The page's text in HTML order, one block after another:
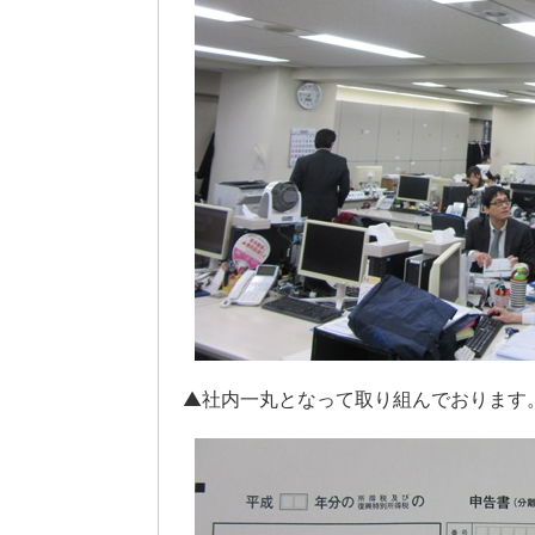
▲社内一丸となって取り組んでおります